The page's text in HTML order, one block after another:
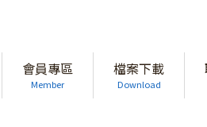
會員專區
Member
檔案下載
Download